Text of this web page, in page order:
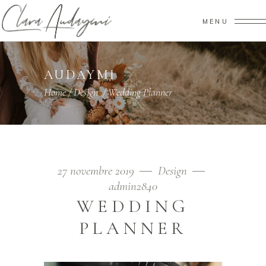
MENU
AUDAYMI
Home/Design/Wedding Planner
27 novembre 2019
Design
admin2840
WEDDING
PLANNER